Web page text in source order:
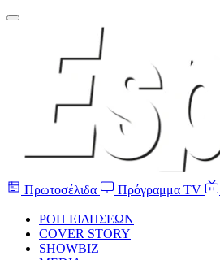
Πρωτοσέλιδα Πρόγραμμα TV
ΡΟΗ ΕΙΔΗΣΕΩΝ
COVER STORY
SHOWBIZ